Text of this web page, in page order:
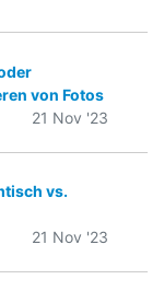
von Fotos
21 Nov '23
vs.
21 Nov '23